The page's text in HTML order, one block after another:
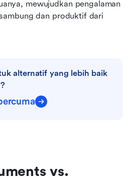
mewujudkan pengalaman
dan produktif dari
alternatif yang lebih baik
vs.